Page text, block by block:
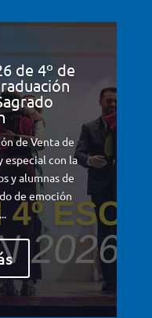
de 4º de
de Venta de
especial con la
y alumnas de
de emoción